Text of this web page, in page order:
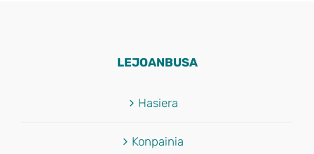
LEJOANBUSA
Hasiera
Konpainia